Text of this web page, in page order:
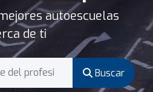
autoescuelas
de ti
Buscar